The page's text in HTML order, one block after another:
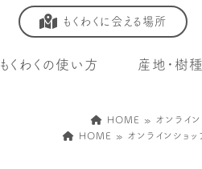
もくわくに会える場所
もくわくの使い方 産地・樹
HOME »
オンライ
HOME
» オンラインショッ